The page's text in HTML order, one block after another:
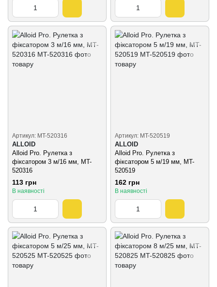
Артикул: MT-520316
ALLOID
Alloid Pro. Рулетка з
фіксатором 3 м/16 мм, MT-
520316
113 грн
В наявності
Артикул: MT-520519
ALLOID
Alloid Pro. Рулетка з
фіксатором 5 м/19 мм, MT-
520519
162 грн
В наявності